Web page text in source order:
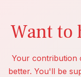
Want to
Your contribution
better. You'll be